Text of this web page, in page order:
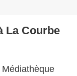
Médiathèque